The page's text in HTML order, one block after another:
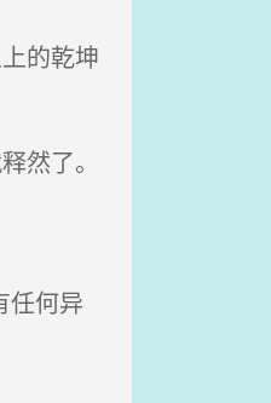
的乾坤
然了。
何异